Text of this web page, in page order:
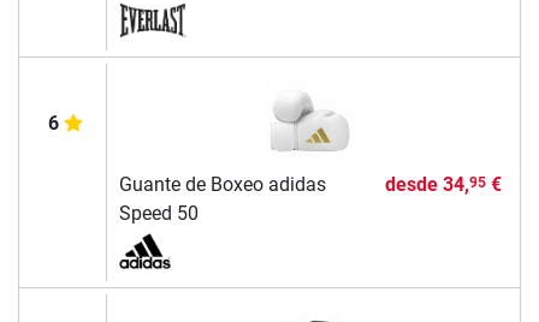
6
Guante de Boxeo adidas
Speed 50
desde 34,95€